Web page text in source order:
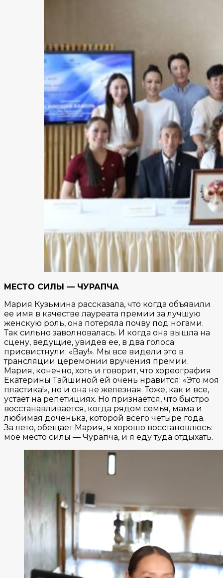
МЕСТО СИЛЫ — ЧУРАПЧА
Мария Кузьмина рассказала, что когда объявили
ее имя в качестве лауреата премии за лучшую
женскую роль, она потеряла почву под ногами.
Так сильно заволновалась. И когда она вышла на
сцену, ведущие, увидев ее, в два голоса
присвистнули: «Вау!». Мы все видели это в
трансляции церемонии вручения премии.
Мария, конечно, хоть и говорит, что хореография
Екатерины Тайшиной ей очень нравится: «Это моя
пластика!», но и она не железная. Тоже, как и все,
устаёт на репетициях. Но признаётся, что быстро
восстанавливается, когда рядом семья, мама и
любимая доченька, которой всего четыре года.
За лето, обещает Мария, я хорошо восстановлюсь:
мое место силы — Чурапча, и я еду туда отдыхать.